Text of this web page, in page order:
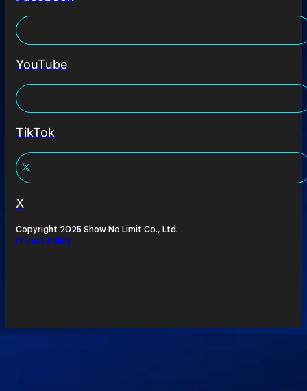
YouTube
TikTok
X
Copyright 2025 Show No Limit Co., Ltd.
Privacy Policy